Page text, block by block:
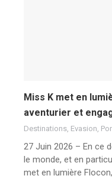
Miss K met en
aventurier et
Destinations Evasion
27 Juin 2026 – En ce
le monde, et en
met en lumière